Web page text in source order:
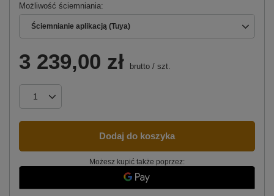
Możliwość ściemniania
Ściemnianie aplikacją (Tuya)
3 239,00 zł brutto / szt.
Dodaj do koszyka
Możesz kupić także poprzez: